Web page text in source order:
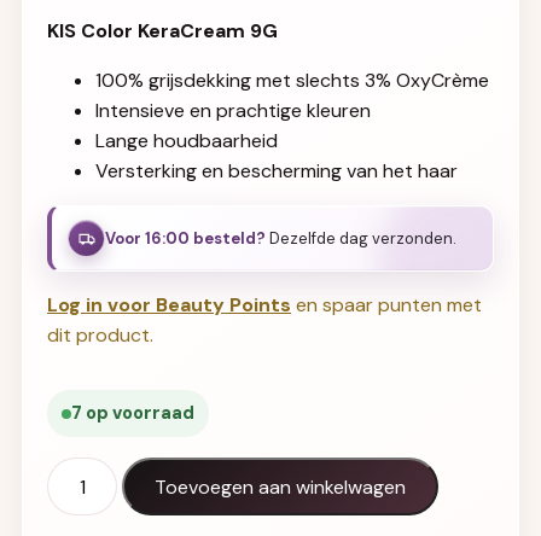
KIS Color KeraCream 9G
100% grijsdekking met slechts 3% OxyCrème
Intensieve en prachtige kleuren
Lange houdbaarheid
Versterking en bescherming van het haar
Voor 16:00 besteld? Dezelfde dag verzonden.
Log in voor Beauty Points en spaar punten met
dit product.
7 op voorraad
KIS Color KeraCream 9G aantal
Toevoegen aan winkelwagen